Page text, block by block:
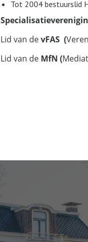
Tot 2004 bestuurslid
Lid van devFAS (
Lid van de MfN (